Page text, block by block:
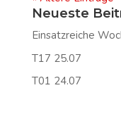
Neueste
Einsatzreiche
T17 25.07
T01 24.07